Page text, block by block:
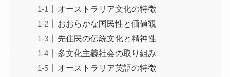
オーストラリア文化の特徴
おおらかな国民性と価値観
先住民の伝統文化と精神性
多文化主義社会の取り組み
オーストラリア英語の特徴